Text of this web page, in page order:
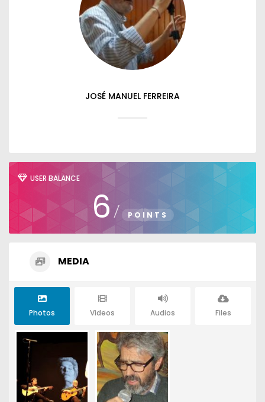
JOSÉ MANUEL FERREIRA
USER BALANCE
6/ POINTS
MEDIA
Photos Videos Audios Files